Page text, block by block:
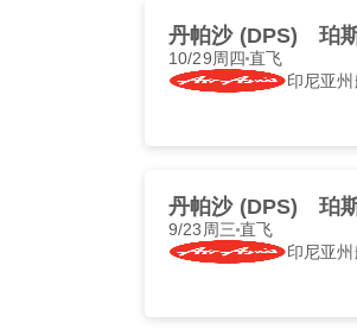
丹帕沙 (DPS) 珀
10/29周四 直飞
印尼亚
丹帕沙 (DPS) 珀
9/23周三 直飞
印尼亚